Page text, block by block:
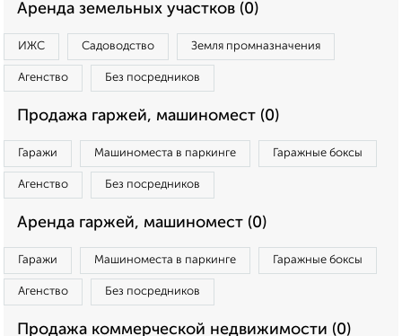
Аренда земельных участков (0)
ИЖС Садоводство Земля промназначения
Агенство Без посредников
Продажа гаржей, машиномест (0)
Гаражи Машиноместа в паркинге Гаражные боксы
Агенство Без посредников
Аренда гаржей, машиномест (0)
Гаражи Машиноместа в паркинге Гаражные боксы
Агенство Без посредников
Продажа коммерческой недвижимости (0)